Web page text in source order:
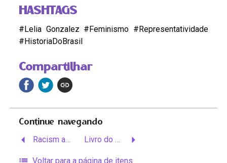
Compartilhar
HASHTAGS
#Lelia Gonzalez #Feminismo #Representatividade
#HistoriaDoBrasil
Continue navegando
Racism and its effects in the brazilian society Livro do Aluno
Voltar para a página de itens